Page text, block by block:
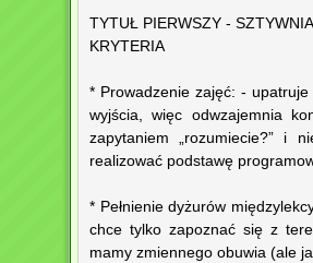
TYTUŁ PIERWSZY -
KRYTERIA
* Prowadzenie zajęć: -
wyjścia, więc odwzajemnia
zapytaniem „rozumiecie?” i
realizować podstawę
* Pełnienie dyżurów
chce tylko zapoznać się z
mamy zmiennego obuwia (ale